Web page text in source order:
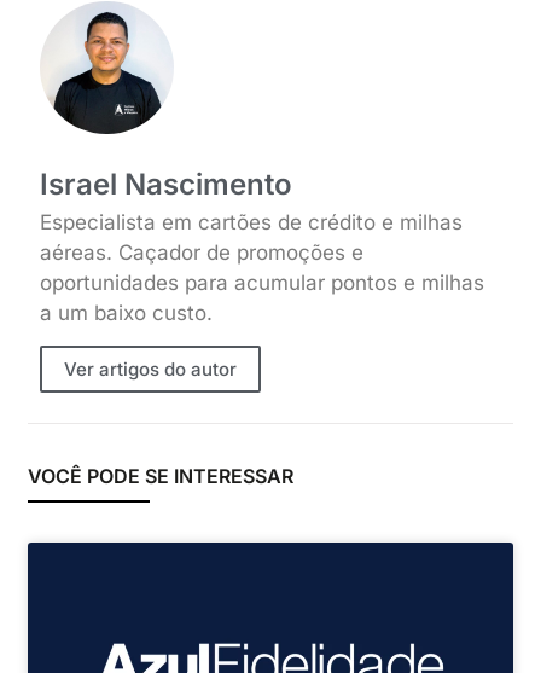
Israel Nascimento
Especialista em cartões de crédito e milhas
aéreas. Caçador de promoções e
oportunidades para acumular pontos e milhas
a um baixo custo.
Ver artigos do autor
VOCÊ PODE SE INTERESSAR